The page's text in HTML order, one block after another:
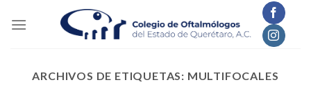
ARCHIVOS DE ETIQUETAS: MULTIFOCALES